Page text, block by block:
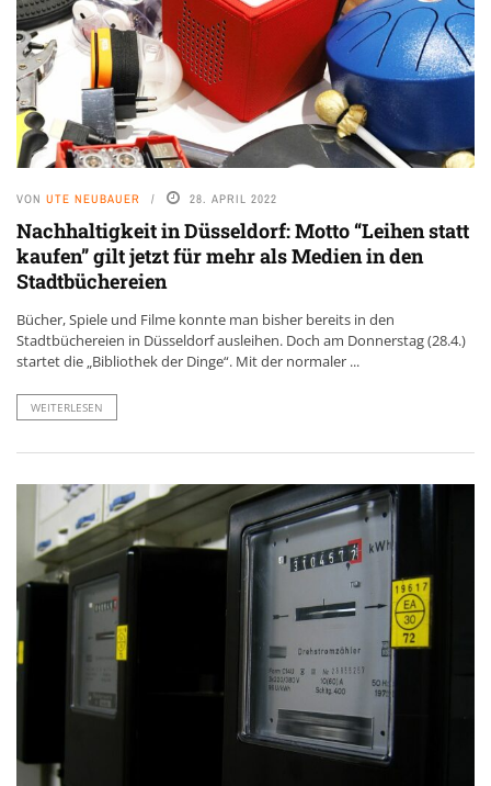
VON UTE NEUBAUER 28. APRIL 2022
Nachhaltigkeit in Düsseldorf: Motto “Leihen statt
kaufen” gilt jetzt für mehr als Medien in den
Stadtbüchereien
Bücher, Spiele und Filme konnte man bisher bereits in den
Stadtbüchereien in Düsseldorf ausleihen. Doch am Donnerstag (28.4.)
startet die „Bibliothek der Dinge“. Mit der normaler ...
WEITERLESEN